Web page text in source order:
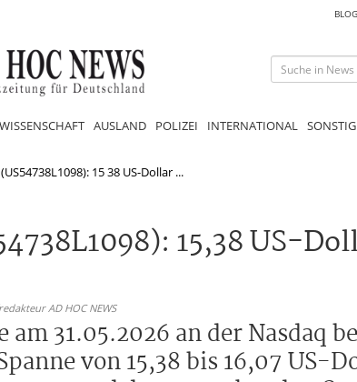
WISSENSCHAFT AUSLAND POLIZEI INTERNATIONAL
15 38 US-Dollar ...
15,38 US-
AD HOC NEWS
31.05.2026 an der Nasdaq
von 15,38 bis 16,07 US-